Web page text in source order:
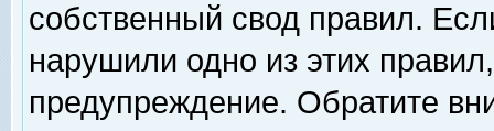
собственный свод правил.
нарушили одно из этих
предупреждение. Обратите